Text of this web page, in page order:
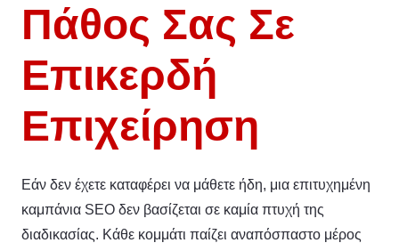
Πάθος Σας Σε
Επικερδή
Επιχείρηση
Εάν δεν έχετε καταφέρει να μάθετε ήδη, μια επιτυχημένη
καμπάνια SEO δεν βασίζεται σε καμία πτυχή της
διαδικασίας. Κάθε κομμάτι παίζει αναπόσπαστο μέρος